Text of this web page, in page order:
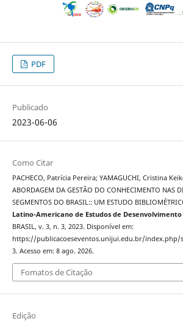
PDF
Publicado
2023-06-06
Como Citar
PACHECO, Patrícia Pereira; YAMAGUCHI, Cristina
ABORDAGEM DA GESTÃO DO CONHECIMENTO NAS
SEGMENTOS DO BRASIL:: UM ESTUDO
Latino-Americano de Estudos de
BRASIL, v. 3, n. 3, 2023. Disponível em:
https://publicacoeseventos.unijui.edu.br/
3. Acesso em: 8 ago. 2026.
Fomatos de Citação
Edição